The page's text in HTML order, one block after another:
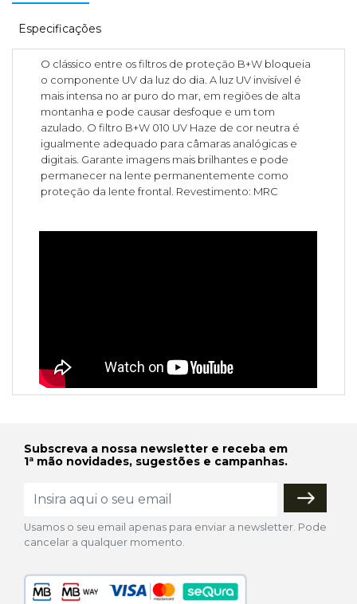
Especificações
O clássico entre os filtros de proteção B+W bloqueia
o componente UV da luz do dia. A luz UV invisível é
mais intensa no ar puro do mar, em regiões de alta
montanha e pode causar desfoque e um tom
azulado. O filtro B+W 010 UV Haze de cor neutra é
igualmente adequado para câmaras analógicas e
digitais. Garante imagens mais brilhantes e pode
permanecer na lente permanentemente como
proteção da lente frontal. Revestimento: MRC
Subscreva a nossa newsletter e receba em
1ª mão novidades, sugestões e campanhas.
Usamos o seu email apenas para enviar a newsletter. Pode
cancelar a qualquer momento.